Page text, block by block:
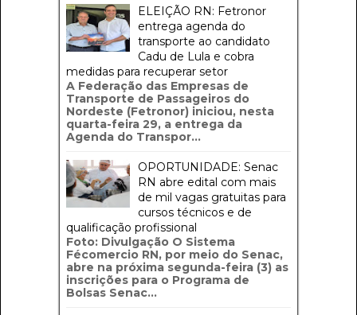
ELEIÇÃO RN: Fetronor
entrega agenda do
transporte ao candidato
Cadu de Lula e cobra
medidas para recuperar setor
A Federação das Empresas de
Transporte de Passageiros do
Nordeste (Fetronor) iniciou, nesta
quarta-feira 29, a entrega da
Agenda do Transpor...
OPORTUNIDADE: Senac
RN abre edital com mais
de mil vagas gratuitas para
cursos técnicos e de
qualificação profissional
Foto: Divulgação O Sistema
Fécomercio RN, por meio do Senac,
abre na próxima segunda-feira (3) as
inscrições para o Programa de
Bolsas Senac...